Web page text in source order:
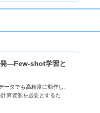
発―Few-shot学習と
タでも高精度に動作し、
算資源を必要とするた